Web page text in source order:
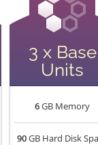
3 x Base
Units
6GB Memory
90GB Hard Disk